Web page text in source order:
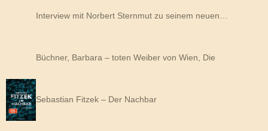
Interview mit Norbert Sternmut zu seinem neuen…
Büchner, Barbara – toten Weiber von Wien, Die
Sebastian Fitzek – Der Nachbar